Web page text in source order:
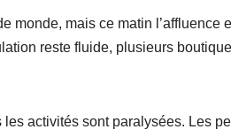
mais ce matin l’affluence
reste fluide, plusieurs
activités sont paralysées. Les